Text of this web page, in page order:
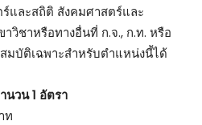
และสถิติ สังคมศาสตร์และ
วิชาหรือทางอื่นที่ ก.จ., ก.ท. หรือ
มบัติเฉพาะสำหรับตำแหน่งนี้ได้
วน 1 อัตรา
ท